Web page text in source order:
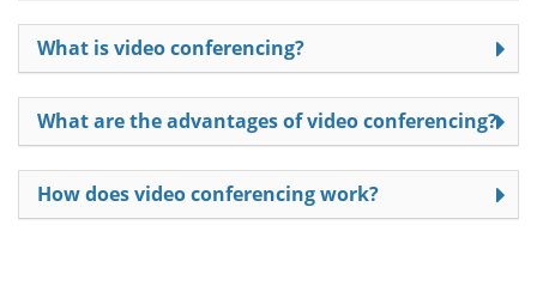
What is video conferencing?
What are the advantages of video conferencing?
How does video conferencing work?